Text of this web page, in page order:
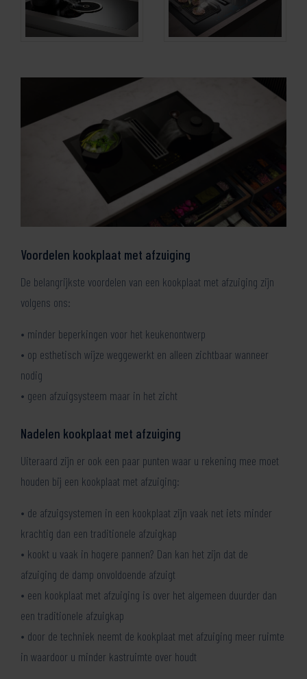
Voordelen kookplaat met afzuiging
De belangrijkste voordelen van een kookplaat met afzuiging zijn
volgens ons:
• minder beperkingen voor het keukenontwerp
• op esthetisch wijze weggewerkt en alleen zichtbaar wanneer
nodig
• geen afzuigsysteem maar in het zicht
Nadelen kookplaat met afzuiging
Uiteraard zijn er ook een paar punten waar u rekening mee moet
houden bij een kookplaat met afzuiging:
• de afzuigsystemen in een kookplaat zijn vaak net iets minder
krachtig dan een traditionele afzuigkap
• kookt u vaak in hogere pannen? Dan kan het zijn dat de
afzuiging de damp onvoldoende afzuigt
• een kookplaat met afzuiging is over het algemeen duurder dan
een traditionele afzuigkap
• door de techniek neemt de kookplaat met afzuiging meer ruimte
in waardoor u minder kastruimte over houdt